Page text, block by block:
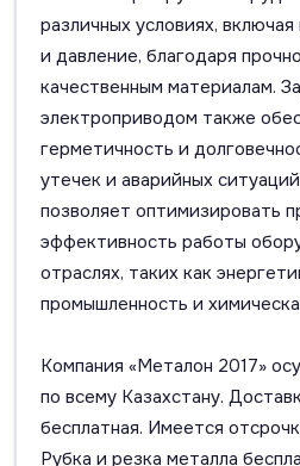
различных условиях,
и давление, благодаря
качественным материалам.
электроприводом также
герметичность и
утечек и аварийных
позволяет оптимизировать
эффективность работы
отраслях, таких как
промышленность и
Компания «Металон 2017»
по всему Казахстану.
бесплатная. Имеется
Рубка и резка металла